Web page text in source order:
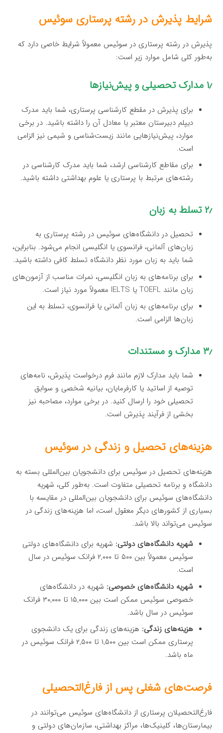
شرایط پذیرش در رشته پرستاری سوئیس
پذیرش در رشته پرستاری در سوئیس معمولاً شرایط خاصی دارد که
به‌طور کلی شامل موارد زیر است:
۱٫ مدارک تحصیلی و پیش‌نیازها
برای پذیرش در مقطع کارشناسی پرستاری، شما باید مدرک
دیپلم دبیرستان معتبر یا معادل آن را داشته باشید. در برخی
موارد، پیش‌نیازهایی مانند زیست‌شناسی و شیمی نیز الزامی
است.
برای مقاطع کارشناسی ارشد، شما باید مدرک کارشناسی در
رشته‌های مرتبط با پرستاری یا علوم بهداشتی داشته باشید.
۲٫ تسلط به زبان
تحصیل در دانشگاه‌های سوئیس در رشته پرستاری به
زبان‌های آلمانی، فرانسوی یا انگلیسی انجام می‌شود. بنابراین،
شما باید به زبان مورد نظر دانشگاه تسلط کافی داشته باشید.
برای برنامه‌های به زبان انگلیسی، نمرات مناسب از آزمون‌های
زبان مانند TOEFL یا IELTS معمولاً مورد نیاز است.
برای برنامه‌های به زبان آلمانی یا فرانسوی، تسلط به این
زبان‌ها الزامی است.
۳٫ مدارک و مستندات
شما باید مدارک لازم مانند فرم درخواست پذیرش، نامه‌های
توصیه از اساتید یا کارفرمایان، بیانیه شخصی و سوابق
تحصیلی خود را ارسال کنید. در برخی موارد، مصاحبه نیز
بخشی از فرآیند پذیرش است.
هزینه‌های تحصیل و زندگی در سوئیس
هزینه‌های تحصیل در سوئیس برای دانشجویان بین‌المللی بسته به
دانشگاه و برنامه تحصیلی متفاوت است. به‌طور کلی، شهریه
دانشگاه‌های سوئیس برای دانشجویان بین‌المللی در مقایسه با
بسیاری از کشورهای دیگر معقول است، اما هزینه‌های زندگی در
سوئیس می‌تواند بالا باشد.
شهریه دانشگاه‌های دولتی: شهریه برای دانشگاه‌های دولتی
سوئیس معمولاً بین ۵۰۰ تا ۲,۰۰۰ فرانک سوئیس در سال
است.
شهریه دانشگاه‌های خصوصی: شهریه در دانشگاه‌های
خصوصی سوئیس ممکن است بین ۱۵,۰۰۰ تا ۳۰,۰۰۰ فرانک
سوئیس در سال باشد.
هزینه‌های زندگی: هزینه‌های زندگی برای یک دانشجوی
پرستاری ممکن است بین ۱,۵۰۰ تا ۲,۵۰۰ فرانک سوئیس در
ماه باشد.
فرصت‌های شغلی پس از فارغ‌التحصیلی
فارغ‌التحصیلان پرستاری از دانشگاه‌های سوئیس می‌توانند در
بیمارستان‌ها، کلینیک‌ها، مراکز بهداشتی، سازمان‌های دولتی و